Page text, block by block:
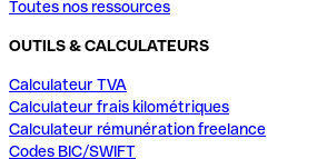
Toutes nos ressources
OUTILS & CALCULATEURS
Calculateur TVA
Calculateur frais kilométriques
Calculateur rémunération freelance
Codes BIC/SWIFT